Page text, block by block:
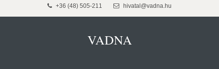
+36 (48) 505-211 hivatal@vadna.hu
VADNA